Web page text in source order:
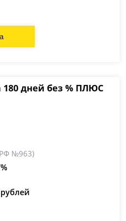
180 дней без % ПЛЮС
№963)